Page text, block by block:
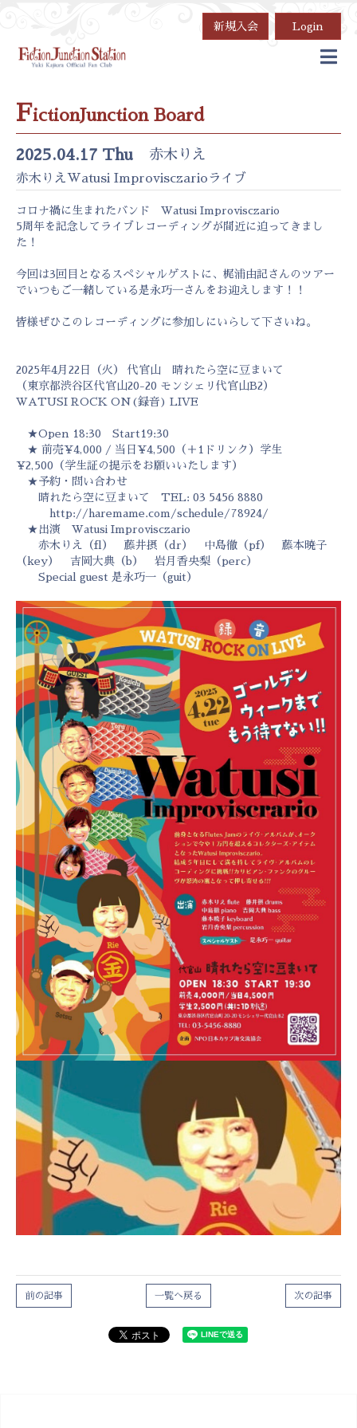
新規入会 Login
FictionJunction Board
2025.04.17 Thu 赤木りえ
赤木りえWatusi Improvisczarioライブ
コロナ禍に生まれたバンド Watusi Improvisczario
5周年を記念してライブレコーディングが間近に迫ってきまし
た！
今回は3回目となるスペシャルゲストに、梶浦由記さんのツアー
でいつもご一緒している是永巧一さんをお迎えします！！
皆様ぜひこのレコーディングに参加しにいらして下さいね。
2025年4月22日（火） 代官山 晴れたら空に豆まいて
（東京都渋谷区代官山20-20 モンシェリ代官山B2）
WATUSI ROCK ON(録音) LIVE
★Open 18:30 Start19:30
★ 前売¥4,000 / 当日¥4,500（＋1ドリンク）学生
¥2,500（学生証の提示をお願いいたします）
★予約・問い合わせ
晴れたら空に豆まいて TEL: 03 5456 8880
http://haremame.com/schedule/78924/
★出演 Watusi Improvisczario
赤木りえ（fl） 藤井摂（dr） 中島徹（pf） 藤本暁子
（key） 吉岡大典（b） 岩月香央梨（perc）
Special guest 是永巧一（guit）
次の記事
一覧へ戻る
前の記事